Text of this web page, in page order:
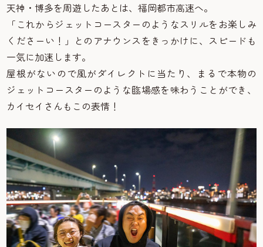
天神・博多を周遊したあとは、福岡都市高速へ。
「これからジェットコースターのようなスリルをお楽しみ
くださーい！」とのアナウンスをきっかけに、スピードも
一気に加速します。
屋根がないので風がダイレクトに当たり、まるで本物の
ジェットコースターのような臨場感を味わうことができ、
カイセイさんもこの表情！